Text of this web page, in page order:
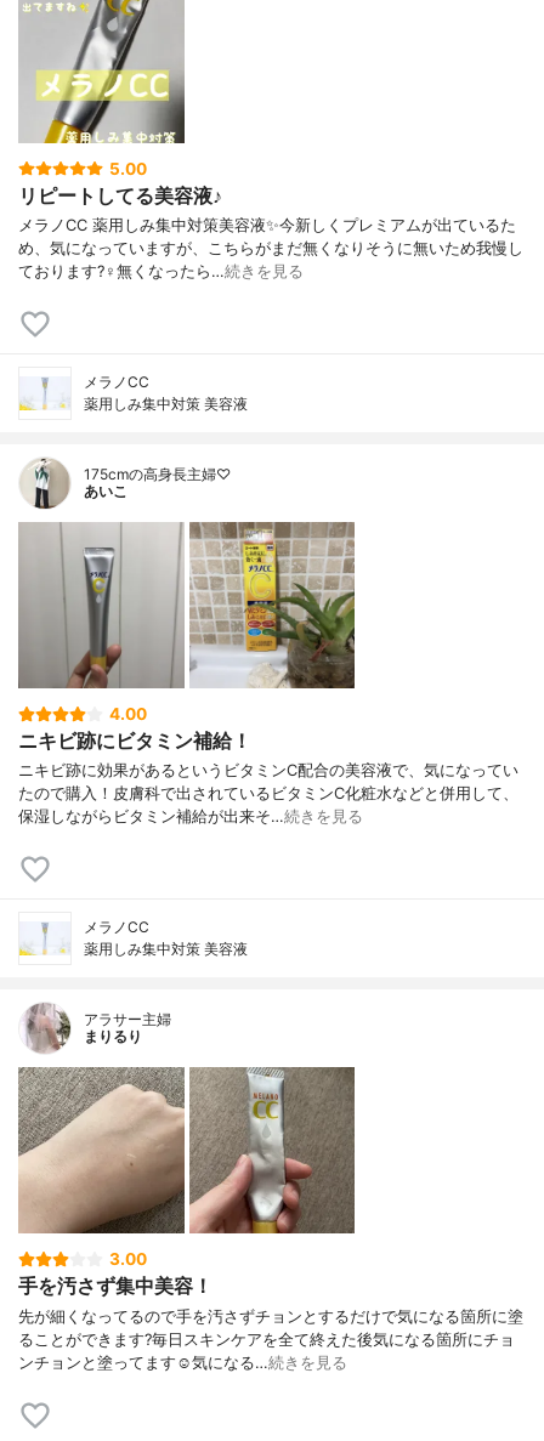
5.00
リピートしてる美容液♪
メラノCC 薬用しみ集中対策美容液✨今新しくプレミアムが出ているた
め、気になっていますが、こちらがまだ無くなりそうに無いため我慢し
ております?‍♀️無くなったら…続きを見る
メラノCC
薬用しみ集中対策 美容液
175cmの高身長主婦♡
あいこ
4.00
ニキビ跡にビタミン補給！
ニキビ跡に効果があるというビタミンC配合の美容液で、気になってい
たので購入！皮膚科で出されているビタミンC化粧水などと併用して、
保湿しながらビタミン補給が出来そ…続きを見る
メラノCC
薬用しみ集中対策 美容液
アラサー主婦
まりるり
3.00
手を汚さず集中美容！
先が細くなってるので手を汚さずチョンとするだけで気になる箇所に塗
ることができます?毎日スキンケアを全て終えた後気になる箇所にチョ
ンチョンと塗ってます☺️気になる…続きを見る